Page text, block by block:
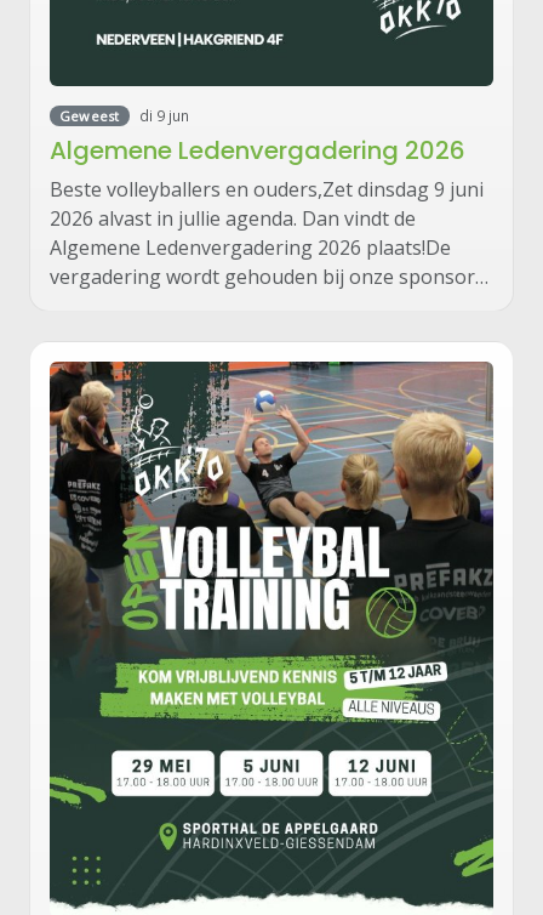
Geweest di 9 jun
Algemene Ledenvergadering 2026
Beste volleyballers en ouders,Zet dinsdag 9 juni
2026 alvast in jullie agenda. Dan vindt de
Algemene Ledenvergadering 2026 plaats!De
vergadering wordt gehouden bij onze sponsor…